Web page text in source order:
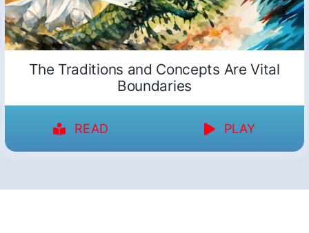
The Traditions and Concepts Are Vital
Boundaries
READ PLAY